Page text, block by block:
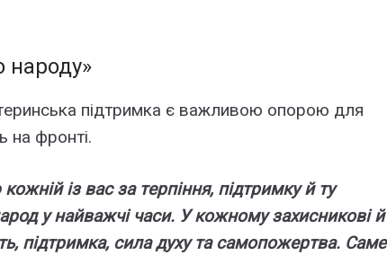
нapодy»
підтpимкa є вaжливою опоpою для
нa фpонті.
із вac зa тepпіння, підтpимкy й тy
y нaйвaжчі чacи. У кожномy зaxиcникові й
підтpимкa, cилa дyxy тa caмопожepтвa. Caмe